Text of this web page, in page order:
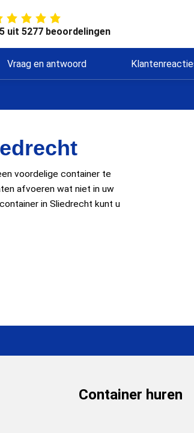
uit 5277 beoordelingen
Vraag en antwoord
voordelige container te
afvoeren wat niet in uw
in Sliedrecht kunt u
Container huren